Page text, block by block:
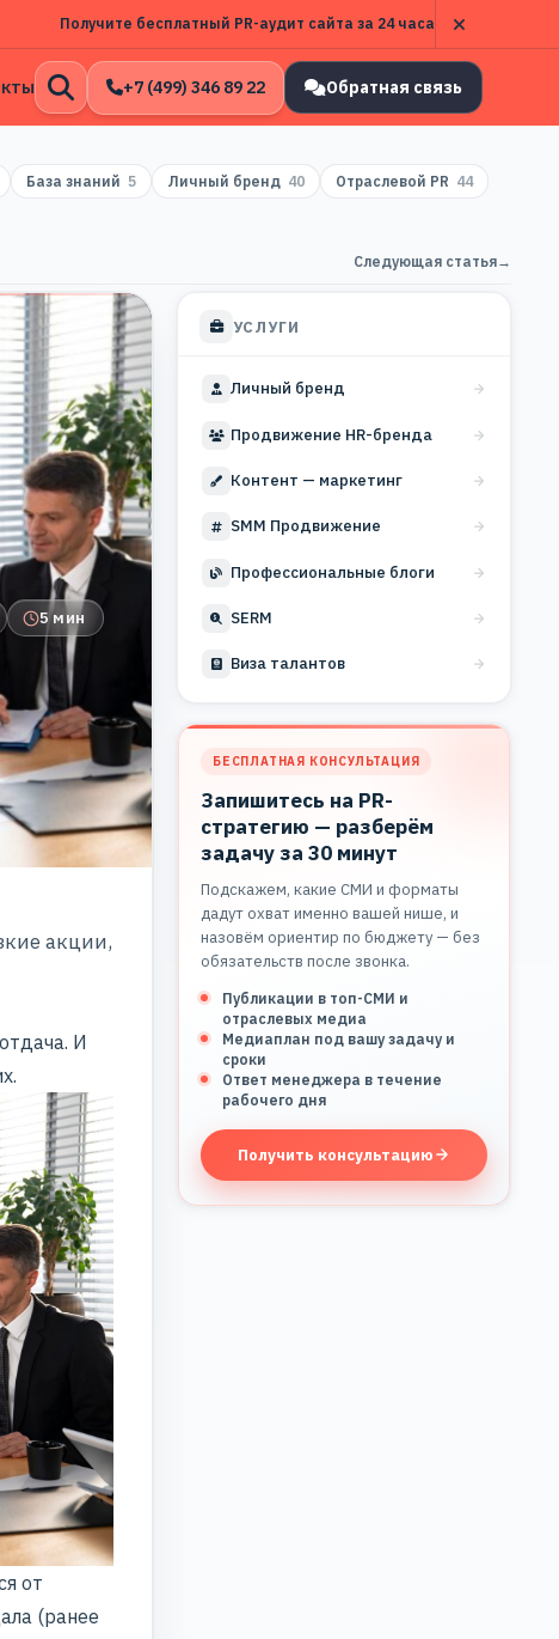
Получите бесплатный PR-аудит сайта за 24 часа
Открыть
поиск
+7 (499) 346 89 22 Обратная связь
База знаний 5 Личный бренд 40 Отраслевой PR 44
Следующая статья→
5 мин
акции,
И
от
(ранее
УСЛУГИ
Личный бренд
Продвижение HR-бренда
Контент — маркетинг
SMM Продвижение
Профессиональные блоги
SERM
Виза талантов
БЕСПЛАТНАЯ КОНСУЛЬТАЦИЯ
Запишитесь на PR-
стратегию — разберём
задачу за 30 минут
Подскажем, какие СМИ и форматы
дадут охват именно вашей нише, и
назовём ориентир по бюджету — без
обязательств после звонка.
Публикации в топ-СМИ и
отраслевых медиа
Медиаплан под вашу задачу и
сроки
Ответ менеджера в течение
рабочего дня
Получить консультацию